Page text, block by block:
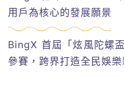
用戶為核心的發展願景
BingX 首屆「炫風陀螺
參賽，跨界打造全民娛